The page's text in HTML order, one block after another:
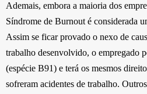
Ademais, embora a maioria dos
Síndrome de Burnout é considerada
Assim se ficar provado o nexo de
trabalho desenvolvido, o empregado
(espécie B91) e terá os mesmos
sofreram acidentes de trabalho.